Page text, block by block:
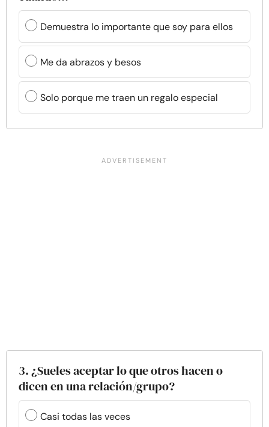
Demuestra lo importante que soy para ellos
Me da abrazos y besos
Solo porque me traen un regalo especial
3. ¿Sueles aceptar lo que otros hacen o
dicen en una relación/grupo?
Casi todas las veces